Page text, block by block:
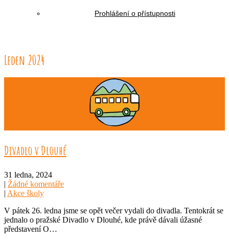
Prohlášení o přístupnosti
Leden 2024
Divadlo v Dlouhé
31 ledna, 2024
| Žádné komentáře
| Akce školy
V pátek 26. ledna jsme se opět večer vydali do divadla. Tentokrát se
jednalo o pražské Divadlo v Dlouhé, kde právě dávali úžasné
představení O…